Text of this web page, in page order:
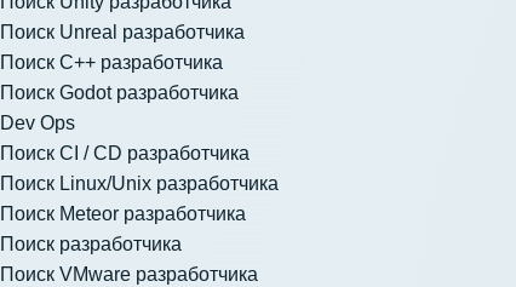
Поиск Unreal разработчика
Поиск C++ разработчика
Поиск Godot разработчика
Dev Ops
Поиск CI / CD разработчика
Поиск Linux/Unix разработчика
Поиск Meteor разработчика
Поиск разработчика
Поиск VMware разработчика